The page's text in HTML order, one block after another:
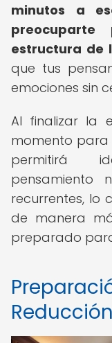
minutos a
estructura de
que tus
emociones sin
Al finalizar la
momento para
permitirá
pensamiento
recurrentes, lo
de manera
preparado